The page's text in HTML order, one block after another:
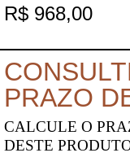
R$ 968,00
PRAZO
CALCULE O
DESTE